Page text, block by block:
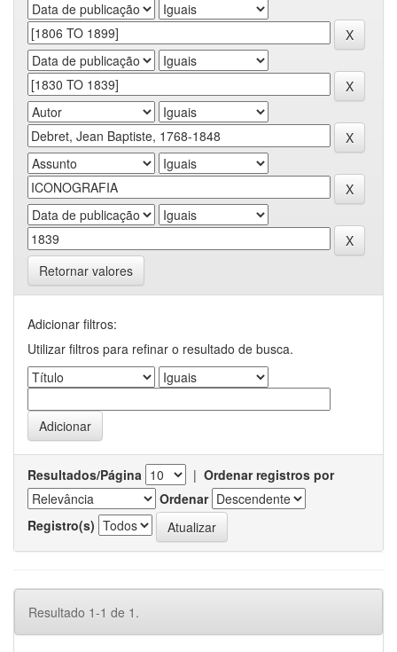
Retornar valores
Adicionar filtros:
Utilizar filtros para refinar o resultado de busca.
Resultados/Página | Ordenar registros por
Ordenar
Registro(s)
Resultado 1-1 de 1.